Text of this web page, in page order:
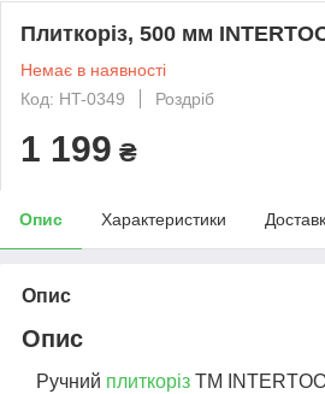
Плиткоріз, 500 мм
Немає в наявності
Код: HT-0349
Роздріб
1 199 ₴
Опис Характеристики
Опис
Опис
Ручний плиткоріз ТМ